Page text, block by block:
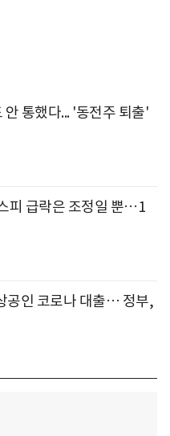
안 통했다... '동전주 퇴출'
피 급락은 조정일 뿐…1
공인 코로나 대출… 정부,